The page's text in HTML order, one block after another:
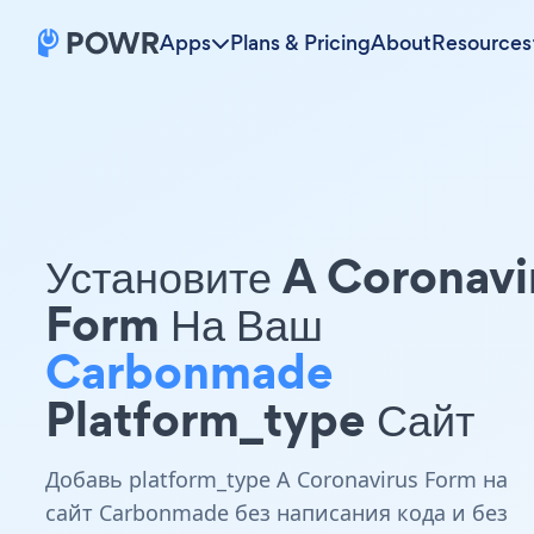
Apps Plans & PricingAboutResources
Установите A
Form На Ваш
Carbonmade
Platform_type Сайт
Добавь platform_type A Coronavirus Form на
сайт Carbonmade без написания кода и без